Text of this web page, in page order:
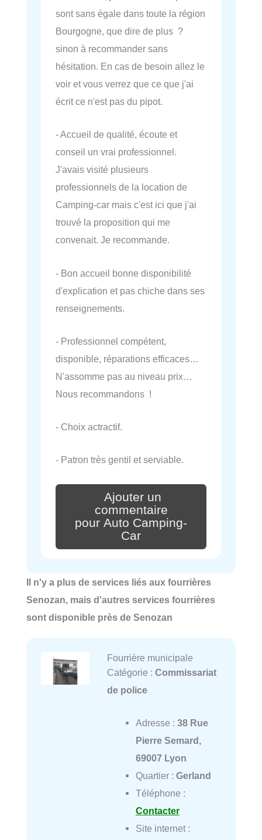
sont sans égale dans toute la région
Bourgogne, que dire de plus ?
sinon à recommander sans
hésitation. En cas de besoin allez le
voir et vous verrez que ce que j'ai
écrit ce n'est pas du pipot.
- Accueil de qualité, écoute et
conseil un vrai professionnel.
J'avais visité plusieurs
professionnels de la location de
Camping-car mais c'est ici que j'ai
trouvé la proposition qui me
convenait. Je recommande.
- Bon accueil bonne disponibilité
d'explication et pas chiche dans ses
renseignements.
- Professionnel compétent,
disponible, réparations efficaces…
N'assomme pas au niveau prix…
Nous recommandons !
- Choix actractif.
- Patron très gentil et serviable.
Ajouter un
commentaire
pour Auto Camping-
Car
Il n'y a plus de services liés aux fourrières
Senozan, mais d'autres services fourrières
sont disponible près de Senozan
Fourrière municipale
Catégorie : Commissariat
de police
Adresse : 38 Rue
Pierre Semard,
69007 Lyon
Quartier : Gerland
Téléphone :
Contacter
Site internet :